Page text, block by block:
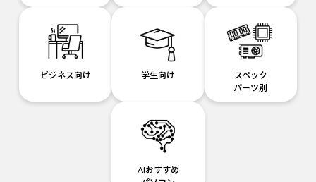
ビジネス向け 学生向け
スペック
パーツ別
AIおすすめ